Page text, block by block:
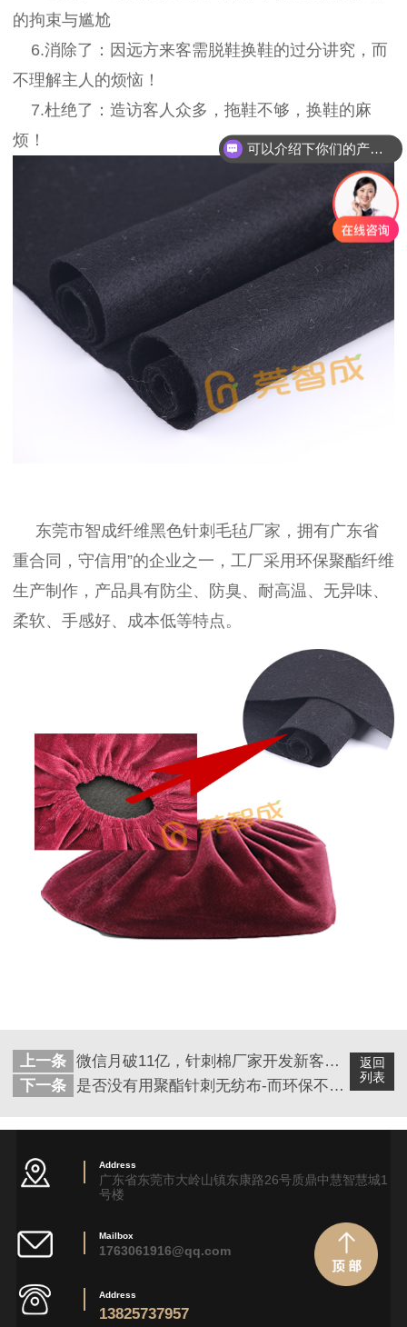
的拘束与尴尬
6.消除了：因远方来客需脱鞋换鞋的过分讲究，而
不理解主人的烦恼！
7.杜绝了：造访客人众多，拖鞋不够，换鞋的麻
烦！
东莞市智成纤维黑色针刺毛毡厂家，拥有广东省
重合同，守信用”的企业之一，工厂采用环保聚酯纤维
生产制作，产品具有防尘、防臭、耐高温、无异味、
柔软、手感好、成本低等特点。
返回
列表
上一条 微信月破11亿，针刺棉厂家开发新客户有新高！
下一条
是否没有用聚酯针刺无纺布-而环保不达标
Address
广东省东莞市大岭山镇东康路26号质鼎中慧智慧城1
号楼
Mailbox
1763061916@qq.com
Address
13825737957
可以介绍下你们的产品么？